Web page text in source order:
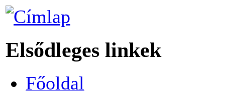
Elsődleges linkek
Főoldal